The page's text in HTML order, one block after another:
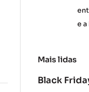
e a
Mais lidas
Black